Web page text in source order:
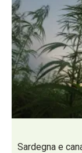
Sardegna e